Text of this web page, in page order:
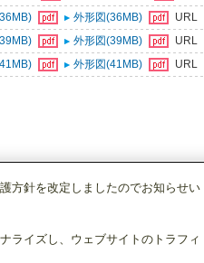
外形図(36MB)
URL
外形図(39MB)
URL
外形図(41MB) URL
方針を改定しましたのでお知らせい
ライズし、ウェブサイトのトラフィ